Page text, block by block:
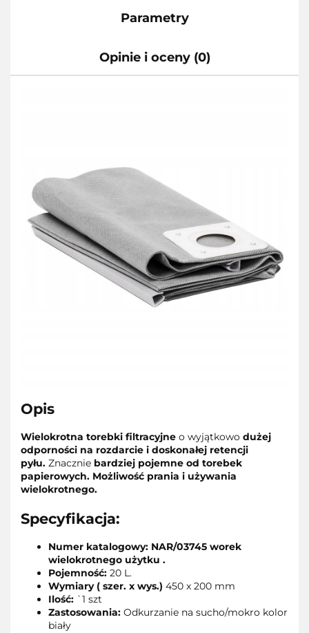
Parametry
Opinie i oceny (0)
Opis
Wielokrotna torebki filtracyjne o wyjątkowo dużej
odporności na rozdarcie i doskonałej retencji
pyłu. Znacznie bardziej pojemne od torebek
papierowych. Możliwość prania i używania
wielokrotnego.
Specyfikacja:
Numer katalogowy: NAR/03745 worek
wielokrotnego użytku .
Pojemność: 20 L.
Wymiary ( szer. x wys.) 450 x 200 mm
Ilość: `1 szt
Zastosowania: Odkurzanie na sucho/mokro kolor
biały